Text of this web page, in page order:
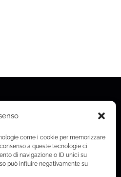
come i cookie per memorizzare
a queste tecnologie ci
di navigazione o ID unici su
può influire negativamente su